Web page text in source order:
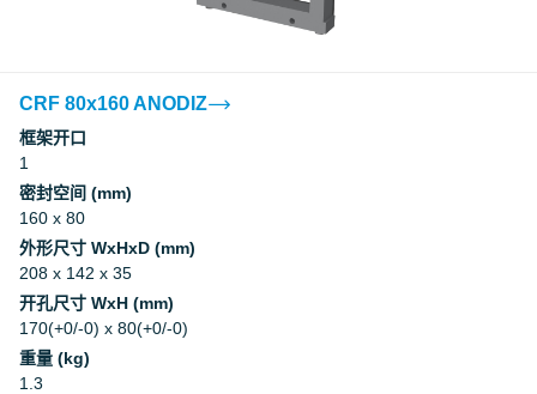
CRF 80x160 ANODIZ
框架开口
1
密封空间 (mm)
160 x 80
外形尺寸 WxHxD (mm)
208 x 142 x 35
开孔尺寸 WxH (mm)
170(+0/-0) x 80(+0/-0)
重量 (kg)
1.3